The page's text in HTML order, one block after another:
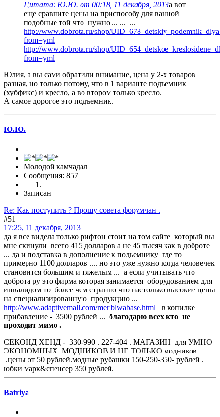
Цитата: Ю.Ю. от 00:18, 11 декабря, 2013а вот
еще сравните цены на приспособу для ванной
подобные той что нужно ... ... ...
http://www.dobrota.ru/shop/
from=yml
http://www.dobrota.ru/shop/
from=yml
Юлия, а вы сами обратили внимание, цена у 2-х товаров
разная, но только потому, что в 1 варианте подъемник
(хубфикс) и кресло, а во втором только кресло.
А самое дорогое это подъемник.
Ю.Ю.
Молодой камчадал
Сообщения: 857
Записан
Re: Как поступить ? Прошу совета форумчан .
#51
17:25, 11 декабря, 2013
да я все видела только рифтон стоит на том сайте который вы
мне скинули всего 415 долларов а не 45 тысяч как в доброте
... да и подставка в дополнение к подьемнику где то
примерно 1100 долларов .... но это уже нужно когда человечек
становится большим и тяжелым ... а если учитывать что
доброта ру это фирма которая занимается оборудованием для
инвалидом то более чем странно что настолько высокие цены
на специализированную продукцию ...
http://www.adaptivemall.com/meriblwabase.html в копилке
прибавление - 3500 рублей ... благодарю всех кто не
проходит мимо .
СЕКОНД ХЕНД - 330-990 . 227-404 . МАГАЗИН для УМНО
ЭКОНОМНЫХ МОДНИКОВ И НЕ ТОЛЬКО модников
.цены от 50 рублей.модные рубашки 150-250-350- рублей .
юбки марк&спенсер 350 рублей.
Batriya